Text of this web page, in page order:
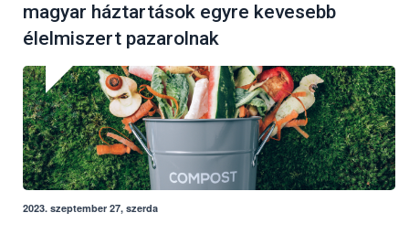
magyar háztartások egyre kevesebb
élelmiszert pazarolnak
2023. szeptember 27, szerda